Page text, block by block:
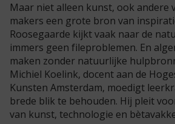
Maar niet alleen kunst, ook andere
makers een grote bron van
Roosegaarde kijkt vaak naar de
immers geen fileproblemen. En
maken zonder natuurlijke
Michiel Koelink, docent aan de
Kunsten Amsterdam, moedigt
brede blik te behouden. Hij pleit
van kunst, technologie en